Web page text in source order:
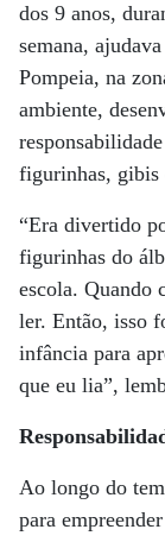
dos 9 anos,
semana,
Pompeia, na
ambiente,
figurinhas, gibis
“Era divertido
figurinhas do
escola. Quando
ler. Então, isso
infância para
que eu lia”,
Ao longo do
para